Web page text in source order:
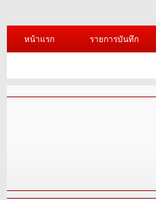
หน้าแรก รายการบันทึก